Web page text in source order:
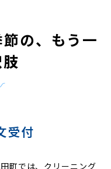
の、もう一
受付
町では、クリーニング